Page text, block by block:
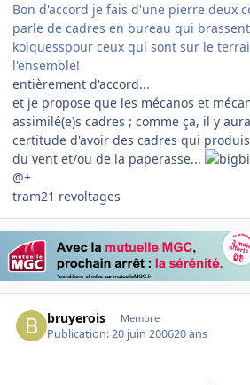
Bon d'accord je fais d'une pierre deux
parle de cadres en bureau qui
koiquesspour ceux qui sont sur le
l'ensemble!
entièrement d'accord...
et je propose que les mécanos et
assimilé(e)s cadres ; comme ça, il y
certitude d'avoir des cadres qui
du vent et/ou de la paperasse...
@+
tram21 revoltages
bruyerois Membre
Publication:20 juin 200620 ans